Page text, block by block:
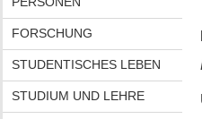
FORSCHUNG
STUDENTISCHES LEBEN
STUDIUM UND LEHRE